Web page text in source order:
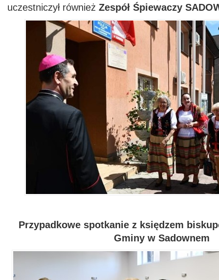
uczestniczył również Zespół Śpiewaczy
Przypadkowe spotkanie z księdzem
Gminy w Sadownem